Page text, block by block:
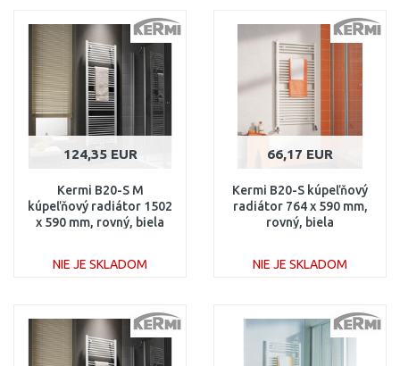
Porovnať Porovnať
124,35 EUR
Kermi B20-S M
kúpeľňový radiátor 1502
x 590 mm, rovný, biela
NIE JE SKLADOM
Porovnať
66,17 EUR
Kermi B20-S kúpeľňový
radiátor 764 x 590 mm,
rovný, biela
NIE JE SKLADOM
Porovnať